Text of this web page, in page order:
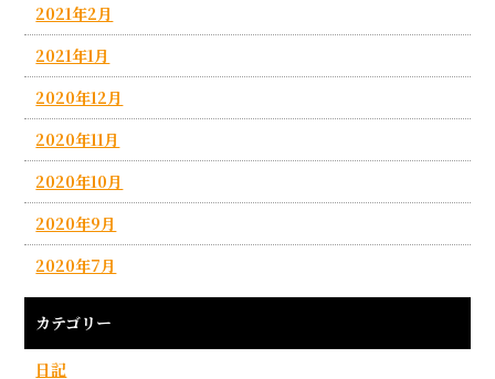
2021年2月
2021年1月
2020年12月
2020年11月
2020年10月
2020年9月
2020年7月
カテゴリー
日記